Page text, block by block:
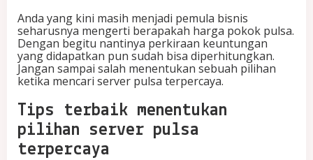
a
d
Anda yang kini masih menjadi pemula bisnis
seharusnya mengerti berapakah harga pokok pulsa.
Dengan begitu nantinya perkiraan keuntungan
yang didapatkan pun sudah bisa diperhitungkan.
Jangan sampai salah menentukan sebuah pilihan
ketika mencari server pulsa terpercaya.
Tips terbaik menentukan
pilihan server pulsa
terpercaya